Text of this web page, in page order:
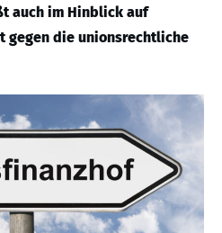
auch im Hinblick auf
gegen die unionsrechtliche